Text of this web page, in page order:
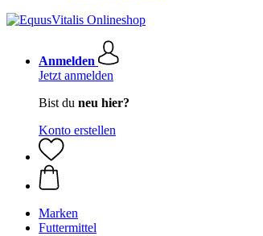
Anmelden
Jetzt anmelden
Bist du neu hier?
Konto erstellen
Marken
Futtermittel